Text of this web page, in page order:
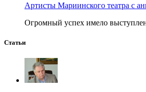
Артисты Мариинского театра с
Огромный успех имело
Статьи